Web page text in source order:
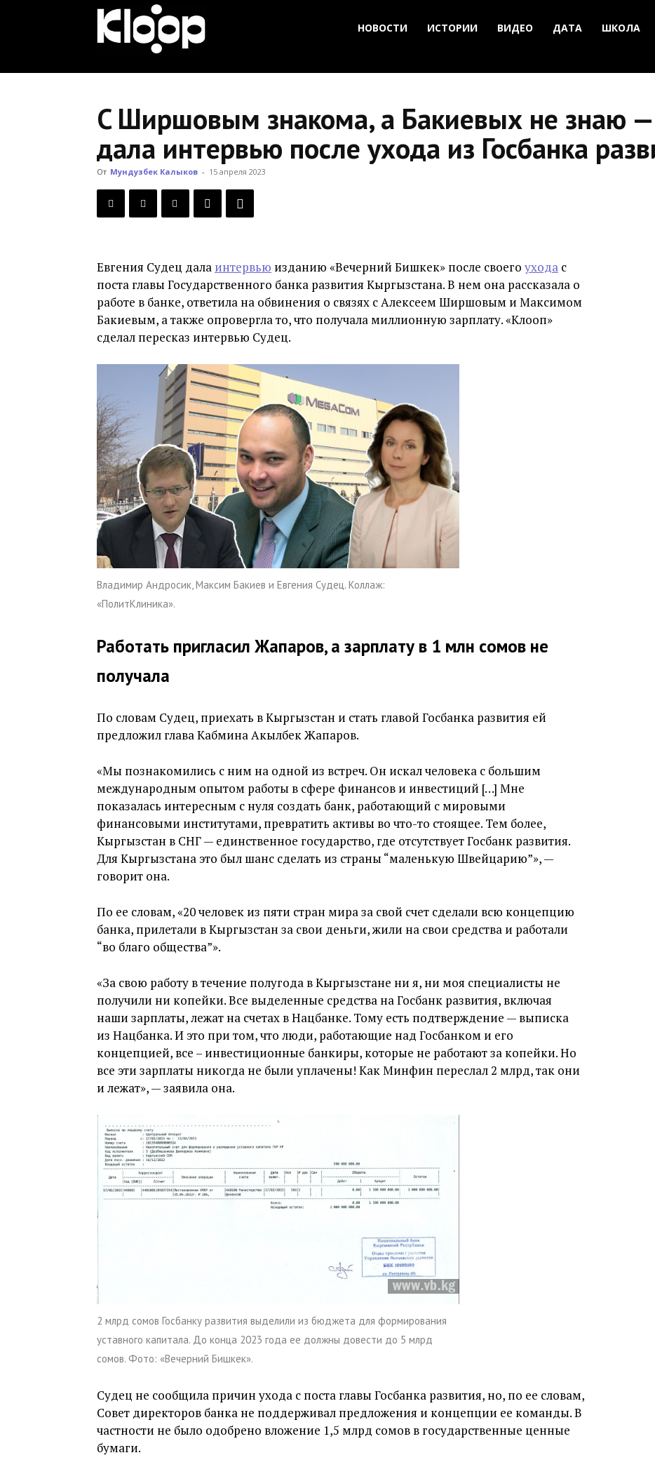
Кыргызстана
НОВОСТИ ИСТОРИИ ВИДЕО ДАТА ШКОЛА
C Ширшовым знакома, а Бакиевых не знаю —
дала интервью после ухода из Госбанка
От Мундузбек Калыков - 15 апреля 2023
Евгения Судец дала интервью изданию «Вечерний Бишкек» после своего ухода с
поста главы Государственного банка развития Кыргызстана. В нем она рассказала о
работе в банке, ответила на обвинения о связях с Алексеем Ширшовым и Максимом
Бакиевым, а также опровергла то, что получала миллионную зарплату. «Клооп»
сделал пересказ интервью Судец.
Владимир Андросик, Максим Бакиев и Евгения Судец. Коллаж:
«ПолитКлиника».
Работать пригласил Жапаров, а зарплату в 1 млн сомов не
получала
По словам Судец, приехать в Кыргызстан и стать главой Госбанка развития ей
предложил глава Кабмина Акылбек Жапаров.
«Мы познакомились с ним на одной из встреч. Он искал человека с большим
международным опытом работы в сфере финансов и инвестиций […] Мне
показалась интересным с нуля создать банк, работающий с мировыми
финансовыми институтами, превратить активы во что-то стоящее. Тем более,
Кыргызстан в СНГ — единственное государство, где отсутствует Госбанк развития.
Для Кыргызстана это был шанс сделать из страны “маленькую Швейцарию”», —
говорит она.
По ее словам, «20 человек из пяти стран мира за свой счет сделали всю концепцию
банка, прилетали в Кыргызстан за свои деньги, жили на свои средства и работали
“во благо общества”».
«За свою работу в течение полугода в Кыргызстане ни я, ни моя специалисты не
получили ни копейки. Все выделенные средства на Госбанк развития, включая
наши зарплаты, лежат на счетах в Нацбанке. Тому есть подтверждение — выписка
из Нацбанка. И это при том, что люди, работающие над Госбанком и его
концепцией, все – инвестиционные банкиры, которые не работают за копейки. Но
все эти зарплаты никогда не были уплачены! Как Минфин переслал 2 млрд, так они
и лежат», — заявила она.
2 млрд сомов Госбанку развития выделили из бюджета для формирования
уставного капитала. До конца 2023 года ее должны довести до 5 млрд
сомов. Фото: «Вечерний Бишкек».
Судец не сообщила причин ухода с поста главы Госбанка развития, но, по ее словам,
Совет директоров банка не поддерживал предложения и концепции ее команды. В
частности не было одобрено вложение 1,5 млрд сомов в государственные ценные
бумаги.